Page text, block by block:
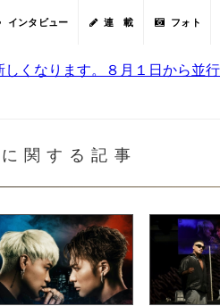
インタビュー 連 載 フォト
くなります。８月１日から並
関する記事